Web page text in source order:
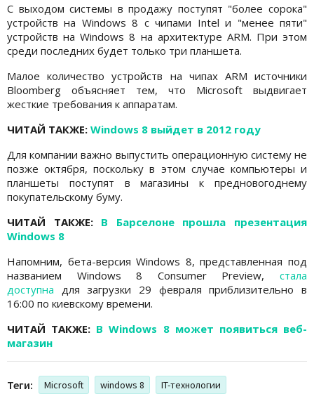
С выходом системы в продажу поступят "более сорока"
устройств на Windows 8 с чипами Intel и "менее пяти"
устройств на Windows 8 на архитектуре ARM. При этом
среди последних будет только три планшета.
Малое количество устройств на чипах ARM источники
Bloomberg объясняет тем, что Microsoft выдвигает
жесткие требования к аппаратам.
ЧИТАЙ ТАКЖЕ: Windows 8 выйдет в 2012 году
Для компании важно выпустить операционную систему не
позже октября, поскольку в этом случае компьютеры и
планшеты поступят в магазины к предновогоднему
покупательскому буму.
ЧИТАЙ ТАКЖЕ: В Барселоне прошла презентация
Windows 8
Напомним, бета-версия Windows 8, представленная под
названием Windows 8 Consumer Preview, стала
доступна для загрузки 29 февраля приблизительно в
16:00 по киевскому времени.
ЧИТАЙ ТАКЖЕ: В Windows 8 может появиться веб-
магазин
Теги: Microsoft windows 8 IT-технологии